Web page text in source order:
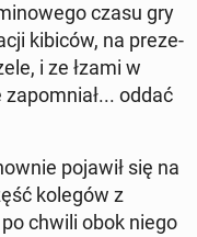
czasu gry
kibiców, na pre­ze­
i ze łzami w
za­po­mniał... oddać
pojawił się na
kolegów z
chwili obok niego